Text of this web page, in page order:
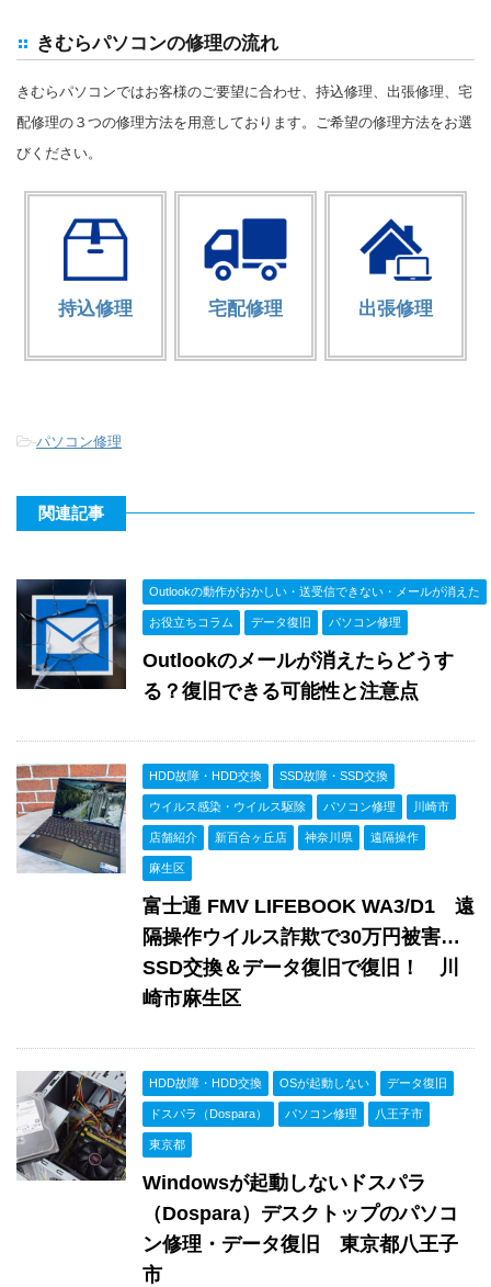
きむらパソコンの修理の流れ
きむらパソコンではお客様のご要望に合わせ、持込修理、出張修理、宅
配修理の３つの修理方法を用意しております。ご希望の修理方法をお選
びください。
持込修理 宅配修理 出張修理
-パソコン修理
関連記事
Outlookの動作がおかしい・送受信できない・メールが消えた
お役立ちコラム データ復旧 パソコン修理
Outlookのメールが消えたらどうす
る？復旧できる可能性と注意点
HDD故障・HDD交換 SSD故障・SSD交換
ウイルス感染・ウイルス駆除 パソコン修理 川崎市
店舗紹介 新百合ヶ丘店 神奈川県 遠隔操作
麻生区
富士通 FMV LIFEBOOK WA3/D1 遠
隔操作ウイルス詐欺で30万円被害…
SSD交換＆データ復旧で復旧！ 川
崎市麻生区
HDD故障・HDD交換 OSが起動しない データ復旧
ドスパラ（Dospara） パソコン修理 八王子市
東京都
Windowsが起動しないドスパラ
（Dospara）デスクトップのパソコ
ン修理・データ復旧 東京都八王子
市